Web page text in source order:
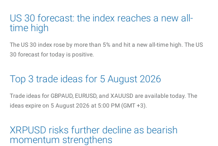
US 30 forecast: the index reaches a new all-
time high
The US 30 index rose by more than 5% and hit a new all-time high. The US
30 forecast for today is positive.
Top 3 trade ideas for 5 August 2026
Trade ideas for GBPAUD, EURUSD, and XAUUSD are available today. The
ideas expire on 5 August 2026 at 5:00 PM (GMT +3).
XRPUSD risks further decline as bearish
momentum strengthens